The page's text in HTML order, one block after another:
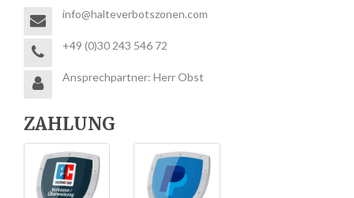
info@halteverbotszonen.com
+49 (0)30 243 546 72
Ansprechpartner: Herr Obst
ZAHLUNG